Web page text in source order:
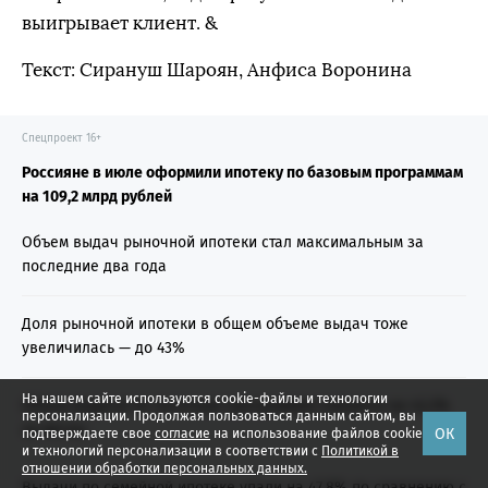
На нашем сайте используются cookie-файлы и технологии
персонализации. Продолжая пользоваться данным сайтом, вы
подтверждаете свое согласие на использование файлов cookie
и технологий персонализации в соответствии с Политикой в
отношении обработки персональных данных.
ОК
выигрывает клиент. &
Текст: Сирануш Шароян, Анфиса Воронина
Россияне в июле оформили ипотеку по базовым программам
на 109,2 млрд рублей
Спецпроект 16+
Объем выдач рыночной ипотеки стал максимальным за
последние два года
Доля рыночной ипотеки в общем объеме выдач тоже
увеличилась — до 43%
Объем выдачи по льготным программам снизился на 42,3%
за месяц